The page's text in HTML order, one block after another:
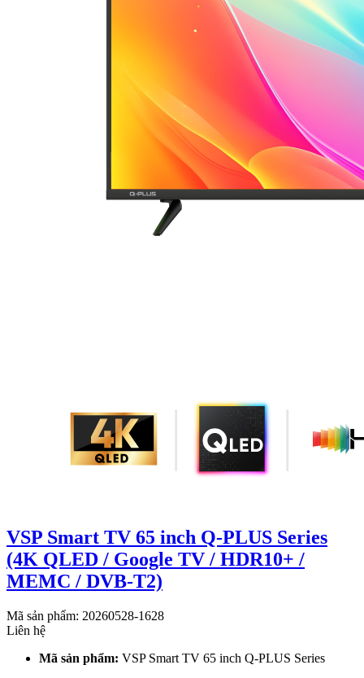
VSP Smart TV 65 inch Q-PLUS Series
(4K QLED / Google TV / HDR10+ /
MEMC / DVB-T2)
Mã sản phẩm: 20260528-1628
Liên hệ
Mã sản phẩm: VSP Smart TV 65 inch Q-PLUS Series